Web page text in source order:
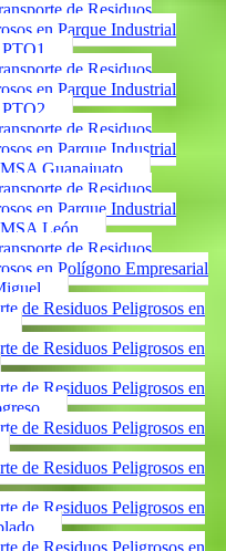
de Residuos
en Parque Industrial
de Residuos
en Parque Industrial
PTO2
de Residuos
en Parque Industrial
Guanajuato
de Residuos
en Parque Industrial
León
de Residuos
en Polígono Empresarial
de Residuos Peligrosos en
de Residuos Peligrosos en
de Residuos Peligrosos en
de Residuos Peligrosos en
de Residuos Peligrosos en
de Residuos Peligrosos en
de Residuos Peligrosos en